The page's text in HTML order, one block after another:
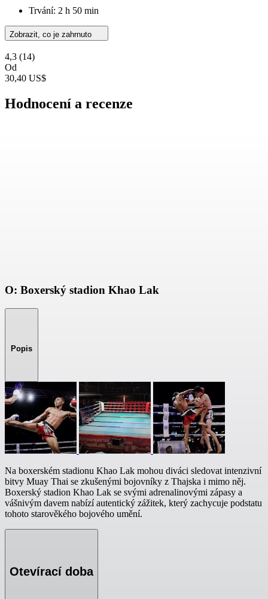
Trvání: 2 h 50 min
Zobrazit, co je zahrnuto
4,3 (14)
Od
30,40 US$
Hodnocení a recenze
O: Boxerský stadion Khao Lak
Popis
Na boxerském stadionu Khao Lak mohou diváci sledovat intenzivní
bitvy Muay Thai se zkušenými bojovníky z Thajska i mimo něj.
Boxerský stadion Khao Lak se svými adrenalinovými zápasy a
vášnivým davem nabízí autentický zážitek, který zachycuje podstatu
tohoto starověkého bojového umění.
Otevírací doba